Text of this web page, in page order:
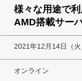
様々な用途で
AMD搭載サー
2021年12月14日（
オンライン